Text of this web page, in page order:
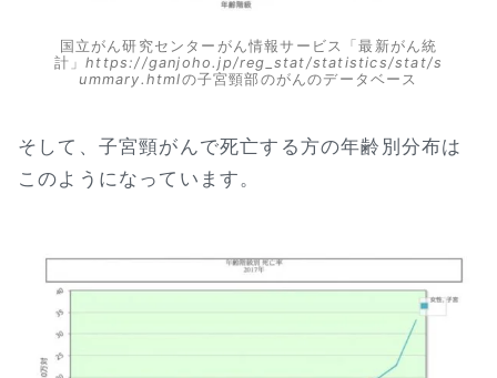
国立がん研究センターがん情報サービス「最新がん統
計」https://ganjoho.jp/reg_stat/statistics/stat/s
ummary.htmlの子宮頸部のがんのデータベース
そして、子宮頸がんで死亡する方の年齢別分布は
このようになっています。